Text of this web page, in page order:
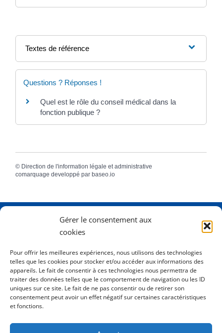
Gérer le consentement aux
cookies
Pour offrir les meilleures expériences, nous utilisons des technologies
telles que les cookies pour stocker et/ou accéder aux informations des
appareils. Le fait de consentir à ces technologies nous permettra de
traiter des données telles que le comportement de navigation ou les ID
uniques sur ce site. Le fait de ne pas consentir ou de retirer son
consentement peut avoir un effet négatif sur certaines caractéristiques
et fonctions.
Textes de référence
Questions ? Réponses !
Quel est le rôle du conseil médical dans la
fonction publique ?
© Direction de l'information légale et administrative
comarquage developpé par baseo.io
2 Rue Dame Pernette
Horaires
Lundi de 8h15 à 12h
Mardi de 8h15 à 12h
Mercredi 8h15 à 12h
Jeudi de 8h15 à 12h - 16h à 18h00